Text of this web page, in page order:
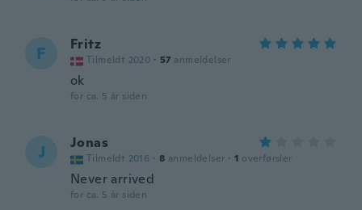
F Fritz
Tilmeldt 2020 · 57 anmeldelser
ok
for ca. 5 år siden
J Jonas
Tilmeldt 2016 · 8 anmeldelser · 1 overførsler
Never arrived
for ca. 5 år siden